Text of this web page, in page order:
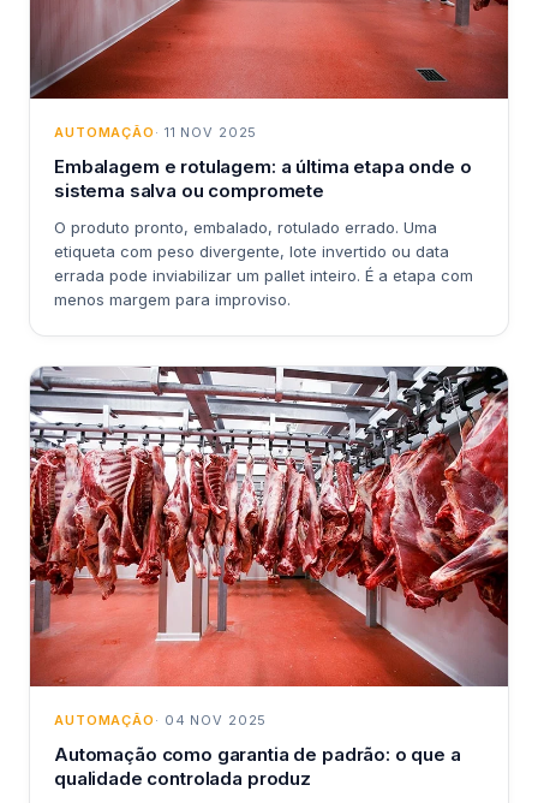
AUTOMAÇÃO · 11 NOV 2025
Embalagem e rotulagem: a última etapa onde o
sistema salva ou compromete
O produto pronto, embalado, rotulado errado. Uma
etiqueta com peso divergente, lote invertido ou data
errada pode inviabilizar um pallet inteiro. É a etapa com
menos margem para improviso.
AUTOMAÇÃO · 04 NOV 2025
Automação como garantia de padrão: o que a
qualidade controlada produz